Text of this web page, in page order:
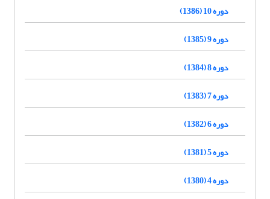
دوره 10 (1386)
دوره 9 (1385)
دوره 8 (1384)
دوره 7 (1383)
دوره 6 (1382)
دوره 5 (1381)
دوره 4 (1380)